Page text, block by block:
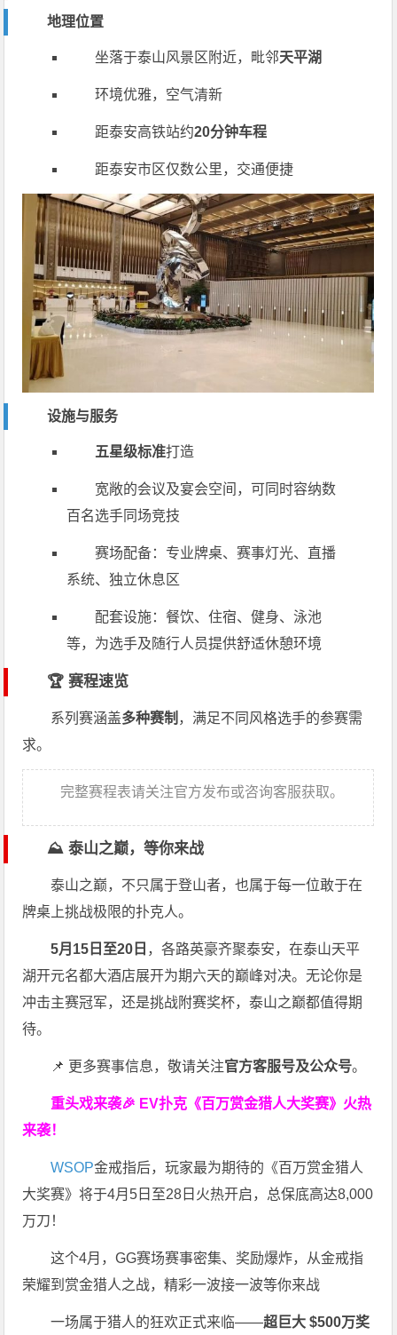
地理位置
坐落于泰山风景区附近，毗邻天平湖
环境优雅，空气清新
距泰安高铁站约20分钟车程
距泰安市区仅数公里，交通便捷
设施与服务
五星级标准打造
宽敞的会议及宴会空间，可同时容纳数
百名选手同场竞技
赛场配备：专业牌桌、赛事灯光、直播
系统、独立休息区
配套设施：餐饮、住宿、健身、泳池
等，为选手及随行人员提供舒适休憩环境
🏆 赛程速览
系列赛涵盖多种赛制 ，满足不同风格选手的参赛需
求。
完整赛程表请关注官方发布或咨询客服获取。
⛰️ 泰山之巅，等你来战
泰山之巅，不只属于登山者，也属于每一位敢于在
牌桌上挑战极限的扑克人。
5月15日至20日 ，各路英豪齐聚泰安，在泰山天平
湖开元名都大酒店展开为期六天的巅峰对决。无论你是
冲击主赛冠军，还是挑战附赛奖杯，泰山之巅都值得期
待。
📌 更多赛事信息，敬请关注官方客服号及公众号。
重头戏来袭🎉 EV扑克 《百万赏金猎人大奖赛》 火热
来袭！
WSOP金戒指后，玩家最为期待的《百万赏金猎人
大奖赛》将于4月5日至28日火热开启，总保底高达8,000
万刀！
这个4月，GG赛场赛事密集、奖励爆炸，从金戒指
荣耀到赏金猎人之战，精彩一波接一波等你来战
一场属于猎人的狂欢正式来临——超巨大 $500万奖